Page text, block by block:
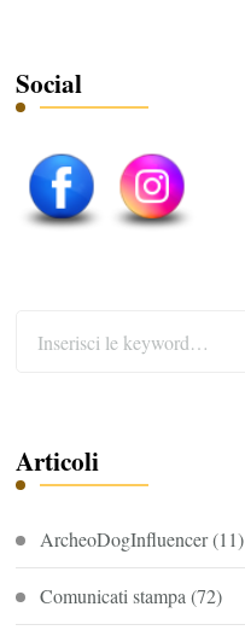
Social
Articoli
ArcheoDogInfluencer(11)
Comunicati stampa (72)